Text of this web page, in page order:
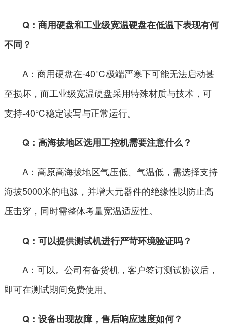
Q：商用硬盘和工业级宽温硬盘在低温下表现有何
不同？
A：商用硬盘在-40℃极端严寒下可能无法启动甚
至损坏，而工业级宽温硬盘采用特殊材质与技术，可
支持-40℃稳定读写与正常运行。
Q：高海拔地区选用工控机需要注意什么？
A：高原高海拔地区气压低、气温低，需选择支持
海拔5000米的电源，并增大元器件的绝缘性以防止高
压击穿，同时需整体考量宽温适应性。
Q：可以提供测试机进行严苛环境验证吗？
A：可以。公司有备货机，客户签订测试协议后，
即可在测试期间免费使用。
Q：设备出现故障，售后响应速度如何？